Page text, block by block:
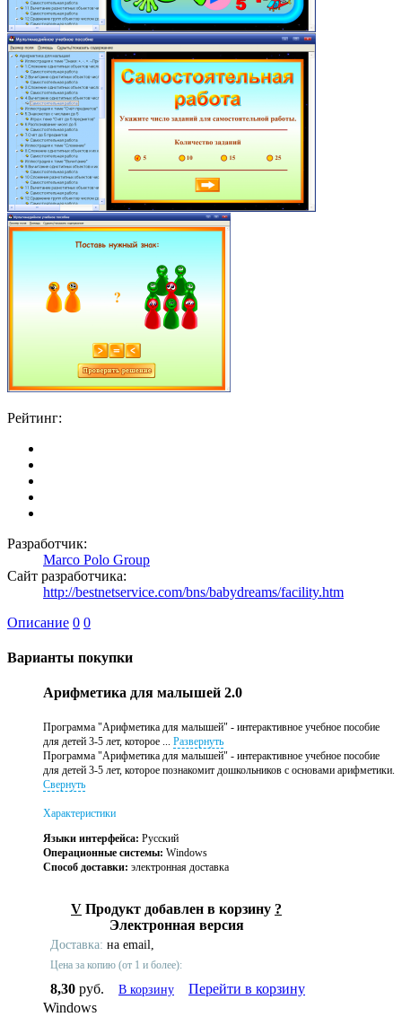
Рейтинг:
Разработчик:
Marco Polo Group
Сайт разработчика:
http://bestnetservice.com/bns/babydreams/facility.htm
Описание 0 0
Варианты покупки
Арифметика для малышей 2.0
Программа "Арифметика для малышей" - интерактивное учебное пособие
для детей 3-5 лет, которое ... Развернуть
Программа "Арифметика для малышей" - интерактивное учебное пособие
для детей 3-5 лет, которое познакомит дошкольников с основами арифметики.
Свернуть
Характеристики
Языки интерфейса: Русский
Операционные системы: Windows
Способ доставки: электронная доставка
V Продукт добавлен в корзину ?
Электронная версия
Доставка: на email,
Цена за копию (от 1 и более):
8,30 руб. В корзину
Перейти в корзину
Windows